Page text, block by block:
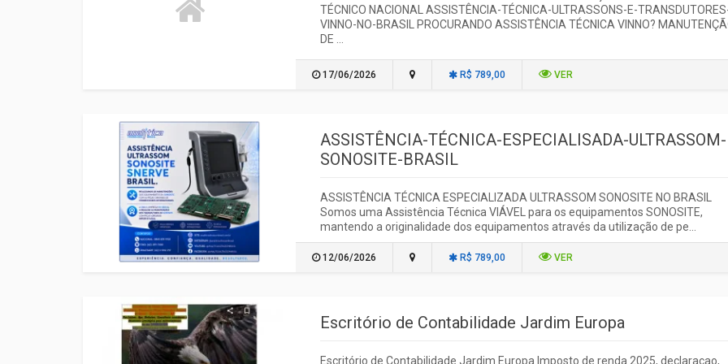
TÉCNICO NACIONAL ASSISTÊNCIA-TÉCNICA-ULTRASSONS-E-
VINNO-NO-BRASIL PROCURANDO ASSISTÊNCIA TÉCNICA VINNO?
DE ...
17/06/2026 R$ 789,00 VER
ASSISTÊNCIA-TÉCNICA-ESPECIALISADA-ULTRASSOM-
SONOSITE-BRASIL
ASSISTÊNCIA TÉCNICA ESPECIALIZADA ULTRASSOM SONOSITE NO BRASIL
Somos uma Assistência Técnica VIÁVEL para os equipamentos SONOSITE,
mantendo a originalidade dos equipamentos através da utilização de pe...
12/06/2026 R$ 789,00 VER
Escritório de Contabilidade Jardim Europa
Escritório de Contabilidade Jardim Europa Imposto de renda 2025, declaraçao,